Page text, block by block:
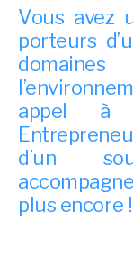
Vous avez
porteurs
appel à
d’un
plus encore !